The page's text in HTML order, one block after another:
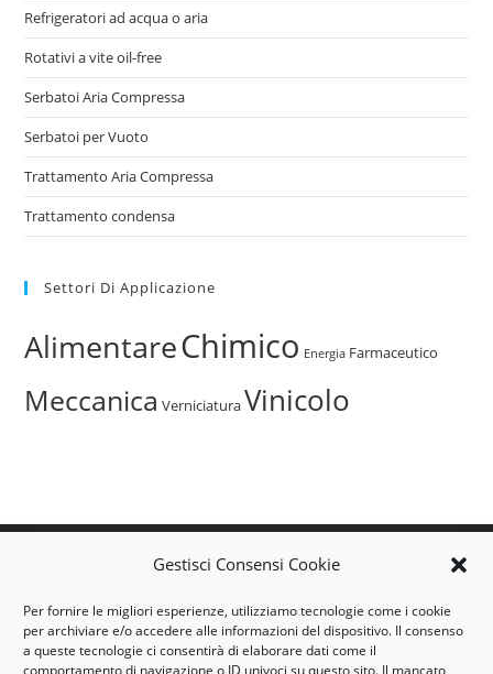
Gestisci Consensi Cookie
Per fornire le migliori esperienze, utilizziamo tecnologie come i cookie
per archiviare e/o accedere alle informazioni del dispositivo. Il consenso
a queste tecnologie ci consentirà di elaborare dati come il
comportamento di navigazione o ID univoci su questo sito. Il mancato
Refrigeratori ad acqua o aria
Rotativi a vite oil-free
Serbatoi Aria Compressa
Serbatoi per Vuoto
Trattamento Aria Compressa
Trattamento condensa
Settori Di Applicazione
AlimentareChimico Energia Farmaceutico
Meccanica VerniciaturaVinicolo
airtec@airtec-casale.it
Tel. +39 0142 455717
46/48, Corso Giovane Italia - 15033 Casale Monferrato (AL)